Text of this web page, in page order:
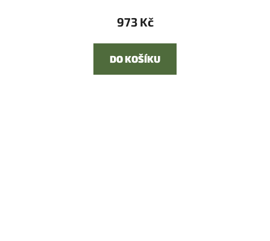
973 Kč
DO KOŠÍKU